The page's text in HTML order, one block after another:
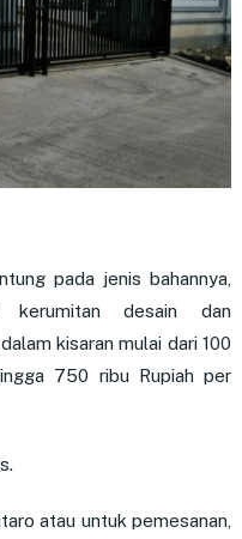
pada jenis bahannya,
desain dan
kisaran mulai dari 100
750 ribu Rupiah per
atau untuk pemesanan,